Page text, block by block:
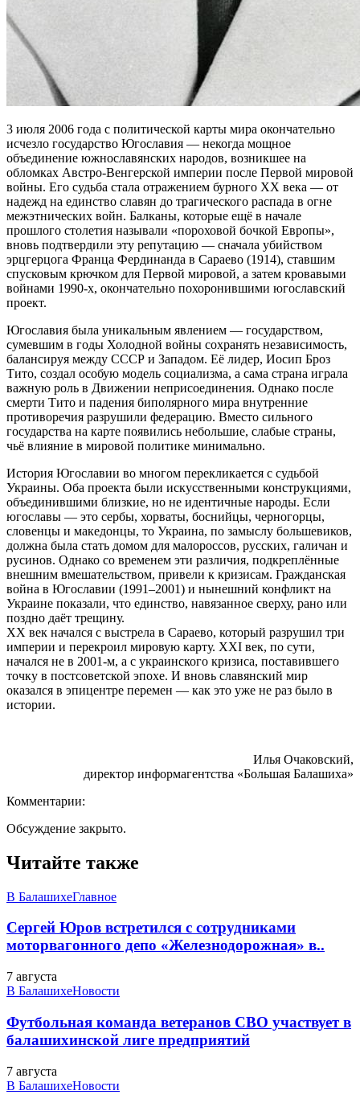
3 июля 2006 года с политической карты мира окончательно
исчезло государство Югославия — некогда мощное
объединение южнославянских народов, возникшее на
обломках Австро-Венгерской империи после Первой мировой
войны. Его судьба стала отражением бурного XX века — от
надежд на единство славян до трагического распада в огне
межэтнических войн. Балканы, которые ещё в начале
прошлого столетия называли «пороховой бочкой Европы»,
вновь подтвердили эту репутацию — сначала убийством
эрцгерцога Франца Фердинанда в Сараево (1914), ставшим
спусковым крючком для Первой мировой, а затем кровавыми
войнами 1990-х, окончательно похоронившими югославский
проект.
Югославия была уникальным явлением — государством,
сумевшим в годы Холодной войны сохранять независимость,
балансируя между СССР и Западом. Её лидер, Иосип Броз
Тито, создал особую модель социализма, а сама страна играла
важную роль в Движении неприсоединения. Однако после
смерти Тито и падения биполярного мира внутренние
противоречия разрушили федерацию. Вместо сильного
государства на карте появились небольшие, слабые страны,
чьё влияние в мировой политике минимально.
История Югославии во многом перекликается с судьбой
Украины. Оба проекта были искусственными конструкциями,
объединившими близкие, но не идентичные народы. Если
югославы — это сербы, хорваты, боснийцы, черногорцы,
словенцы и македонцы, то Украина, по замыслу большевиков,
должна была стать домом для малороссов, русских, галичан и
русинов. Однако со временем эти различия, подкреплённые
внешним вмешательством, привели к кризисам. Гражданская
война в Югославии (1991–2001) и нынешний конфликт на
Украине показали, что единство, навязанное сверху, рано или
поздно даёт трещину.
XX век начался с выстрела в Сараево, который разрушил три
империи и перекроил мировую карту. XXI век, по сути,
начался не в 2001-м, а с украинского кризиса, поставившего
точку в постсоветской эпохе. И вновь славянский мир
оказался в эпицентре перемен — как это уже не раз было в
истории.
Илья Очаковский,
директор информагентства «Большая Балашиха»
Комментарии:
Обсуждение закрыто.
Читайте также
В БалашихеГлавное
Сергей Юров встретился с сотрудниками
моторвагонного депо «Железнодорожная» в..
7 августа
В БалашихеНовости
Футбольная команда ветеранов СВО участвует в
балашихинской лиге предприятий
7 августа
В БалашихеНовости